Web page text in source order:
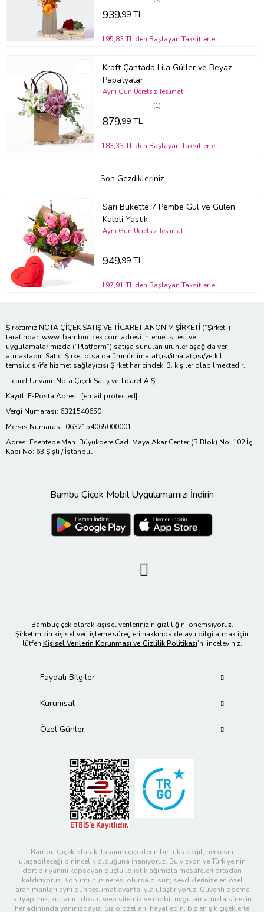
939,99 TL
195,83 TL'den Başlayan Taksitlerle
Kraft Çantada Lila Güller ve Beyaz
Papatyalar
(1)
Aynı Gün Ücretsiz Teslimat
879,99 TL
183,33 TL'den Başlayan Taksitlerle
Son Gezdikleriniz
Sarı Bukette 7 Pembe Gül ve Gülen
Kalpli Yastık
Aynı Gün Ücretsiz Teslimat
949,99 TL
197,91 TL'den Başlayan Taksitlerle
Şirketimiz NOTA ÇİÇEK SATIŞ VE TİCARET ANONİM ŞİRKETİ (“Şirket”)
tarafından www. bambucicek.com adresi internet sitesi ve
uygulamalarımızda (“Platform”) satışa sunulan ürünler aşağıda yer
almaktadır. Satıcı Şirket olsa da ürünün imalatçısı/ithalatçısı/yetkili
temsilcisi/ifa hizmet sağlayıcısı Şirket haricindeki 3. kişiler olabilmektedir.
Ticaret Ünvanı: Nota Çiçek Satış ve Ticaret A.Ş.
Kayıtlı E-Posta Adresi: [email protected]
Vergi Numarası: 6321540650
Mersis Numarası: 0632154065000001
Adres: Esentepe Mah. Büyükdere Cad. Maya Akar Center (B Blok) No: 102 İç
Kapı No: 63 Şişli / İstanbul
Bambu Çiçek Mobil Uygulamamızı İndirin
Bambuçiçek olarak kişisel verilerinizin gizliliğini önemsiyoruz.
Şirketimizin kişisel veri işleme süreçleri hakkında detaylı bilgi almak için
lütfen Kişisel Verilerin Korunması ve Gizlilik Politikası’nı inceleyiniz.
Faydalı Bilgiler
Kurumsal
Özel Günler
Bambu Çiçek olarak, tasarım çiçeklerin bir lüks değil, herkesin
ulaşabileceği bir incelik olduğuna inanıyoruz. Bu vizyon ve Türkiye'nin
dört bir yanını kapsayan güçlü lojistik ağımızla mesafeleri ortadan
kaldırıyoruz. Konumunuz neresi olursa olsun; sevdiklerinize en özel
aranjmanları aynı gün teslimat avantajıyla ulaştırıyoruz. Güvenli ödeme
altyapımız, kullanıcı dostu web sitemiz ve mobil uygulamamızla sürecin
her adımında yanınızdayız. Siz o özel anı hayal edin, biz en şık çiçeklerle